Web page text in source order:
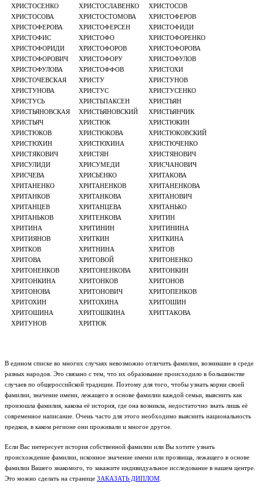
ХРИСТОСЕНКО
ХРИСТОСЛАВЕНКО
ХРИСТОСОВ
ХРИСТОСОВА
ХРИСТОСТОМОВА
ХРИСТОФЕРОВ
ХРИСТОФЕРОВА
ХРИСТОФЕРСЕН
ХРИСТОФИДИ
ХРИСТОФИС
ХРИСТОФО
ХРИСТОФОРЕНКО
ХРИСТОФОРИДИ
ХРИСТОФОРОВ
ХРИСТОФОРОВА
ХРИСТОФОРОВИЧ
ХРИСТОФОРУ
ХРИСТОФУЛОВ
ХРИСТОФУЛОВА
ХРИСТОФФОВ
ХРИСТОХИ
ХРИСТОЧЕВСКАЯ
ХРИСТУ
ХРИСТУНОВ
ХРИСТУНОВА
ХРИСТУС
ХРИСТУСЕНКО
ХРИСТУСЬ
ХРИСТЬПАКСЕН
ХРИСТЬЯН
ХРИСТЬЯНОВСКАЯ
ХРИСТЬЯНОВСКИЙ
ХРИСТЬЯНЧИК
ХРИСТЬЯЧ
ХРИСТЮК
ХРИСТЮКИН
ХРИСТЮКОВ
ХРИСТЮКОВА
ХРИСТЮКОВСКИЙ
ХРИСТЮХИН
ХРИСТЮХИНА
ХРИСТЮЧЕНКО
ХРИСТЯКОВИЧ
ХРИСТЯН
ХРИСТЯНОВИЧ
ХРИСУЛИДИ
ХРИСУМЕДИ
ХРИСЧАНОВИЧ
ХРИСЧЕВА
ХРИСЬЕНКО
ХРИТАКОВА
ХРИТАНЕНКО
ХРИТАНЕНКОВ
ХРИТАНЕНКОВА
ХРИТАНКОВ
ХРИТАНКОВА
ХРИТАНОВИЧ
ХРИТАНЦЕВ
ХРИТАНЦЕВА
ХРИТАНЬКО
ХРИТАНЬКОВ
ХРИТЕНКОВА
ХРИТИН
ХРИТИНА
ХРИТИНИН
ХРИТИНИНА
ХРИТИЯНОВ
ХРИТКИН
ХРИТКИНА
ХРИТКОВ
ХРИТНИНА
ХРИТОВ
ХРИТОВА
ХРИТОВОЙ
ХРИТОНЕНКО
ХРИТОНЕНКОВ
ХРИТОНЕНКОВА
ХРИТОНКИН
ХРИТОНКИНА
ХРИТОНКОВ
ХРИТОНОВ
ХРИТОНОВА
ХРИТОНОВИЧ
ХРИТОПЕНКОВ
ХРИТОХИН
ХРИТОХИНА
ХРИТОШИН
ХРИТОШИНА
ХРИТОШКИНА
ХРИТТАКОВА
ХРИТУНОВ
ХРИТЮК
В едином списке во многих случаях невозможно отличить фамилии, возникшие в среде
разных народов. Это связано с тем, что их образование происходило в большинстве
случаев по общероссийской традиции. Поэтому для того, чтобы узнать корни своей
фамилии, значение имени, лежащего в основе фамилии каждой семьи, выяснить как
произошла фамилия, какова её история, где она возникла, недостаточно знать лишь её
современное написание. Очень часто для этого необходимо выяснить национальность
предков, в каком регионе они проживали и многое другое.
Если Вас интересует история собственной фамилии или Вы хотите узнать
происхождение фамилии, исконное значение имени или прозвища, лежащего в основе
фамилии Вашего знакомого, то закажите индивидуальное исследование в нашем центре.
Это можно сделать на странице ЗАКАЗАТЬ ДИПЛОМ